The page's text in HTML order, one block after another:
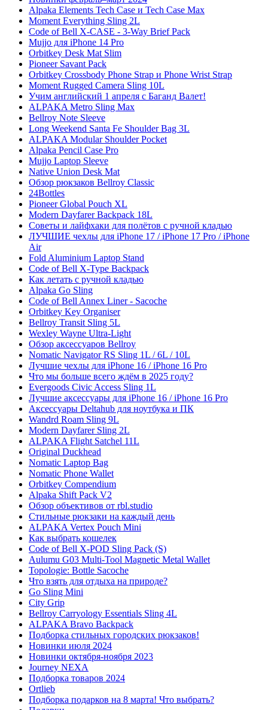
Alpaka Elements Tech Case и Tech Case Max
Moment Everything Sling 2L
Code of Bell X-CASE - 3-Way Brief Pack
Mujjo для iPhone 14 Pro
Orbitkey Desk Mat Slim
Pioneer Savant Pack
Orbitkey Crossbody Phone Strap и Phone Wrist Strap
Moment Rugged Camera Sling 10L
Учим английский 1 апреля с Баганд Валет!
ALPAKA Metro Sling Max
Bellroy Note Sleeve
Long Weekend Santa Fe Shoulder Bag 3L
ALPAKA Modular Shoulder Pocket
Alpaka Pencil Case Pro
Mujjo Laptop Sleeve
Native Union Desk Mat
Обзор рюкзаков Bellroy Classic
24Bottles
Pioneer Global Pouch XL
Modern Dayfarer Backpack 18L
Советы и лайфхаки для полётов с ручной кладью
ЛУЧШИЕ чехлы для iPhone 17 / iPhone 17 Pro / iPhone
Air
Fold Aluminium Laptop Stand
Code of Bell X-Type Backpack
Как летать с ручной кладью
Alpaka Go Sling
Code of Bell Annex Liner - Sacoche
Orbitkey Key Organiser
Bellroy Transit Sling 5L
Wexley Wayne Ultra-Light
Обзор аксессуаров Bellroy
Nomatic Navigator RS Sling 1L / 6L / 10L
Лучшие чехлы для iPhone 16 / iPhone 16 Pro
Что мы больше всего ждём в 2025 году?
Evergoods Civic Access Sling 1L
Лучшие аксессуары для iPhone 16 / iPhone 16 Pro
Аксессуары Deltahub для ноутбука и ПК
Wandrd Roam Sling 9L
Modern Dayfarer Sling 2L
ALPAKA Flight Satchel 11L
Original Duckhead
Nomatic Laptop Bag
Nomatic Phone Wallet
Orbitkey Compendium
Alpaka Shift Pack V2
Обзор объективов от rbl.studio
Стильные рюкзаки на каждый день
ALPAKA Vertex Pouch Mini
Как выбрать кошелек
Code of Bell X-POD Sling Pack (S)
Aulumu G03 Multi-Tool Magnetic Metal Wallet
Topologie: Bottle Sacoche
Что взять для отдыха на природе?
Go Sling Mini
City Grip
Bellroy Carryology Essentials Sling 4L
ALPAKA Bravo Backpack
Подборка стильных городских рюкзаков!
Новинки июля 2024
Новинки октября-ноября 2023
Journey NEXA
Подборка товаров 2024
Ortlieb
Подборка подарков на 8 марта! Что выбрать?